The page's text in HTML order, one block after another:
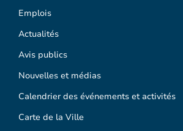
Emplois
Actualités
Avis publics
Nouvelles et médias
Calendrier des événements et activités
Carte de la Ville